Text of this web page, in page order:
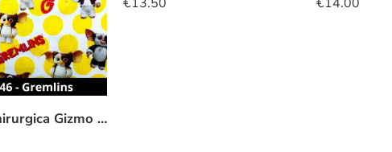
Cuffietta chirurgica Gizmo gremlins